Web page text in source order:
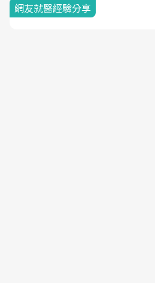
網友就醫經驗分享